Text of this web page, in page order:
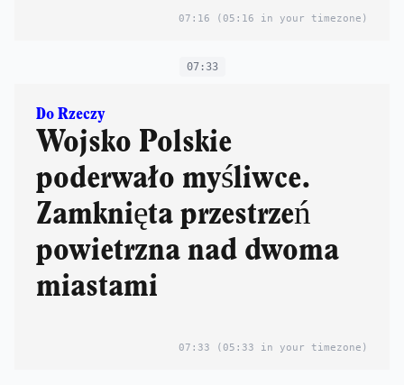
07:16 (05:16 in your timezone)
07:33
Do Rzeczy
Wojsko Polskie
poderwało myśliwce.
Zamknięta przestrzeń
powietrzna nad dwoma
miastami
07:33 (05:33 in your timezone)